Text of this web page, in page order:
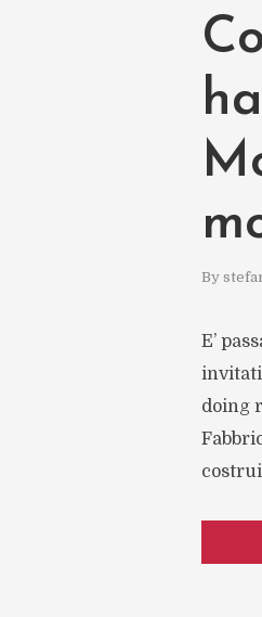
By
E’
invitati
doing